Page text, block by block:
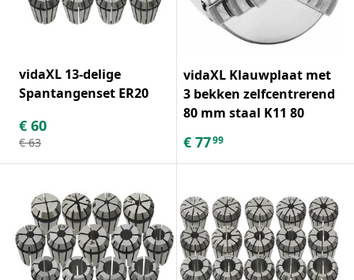
vidaXL 13-delige
Spantangenset ER20
€ 60
€ 63
vidaXL Klauwplaat met
3 bekken zelfcentrerend
80 mm staal K11 80
€ 7799